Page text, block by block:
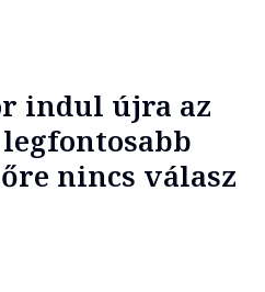
indul újra az
legfontosabb
nincs válasz